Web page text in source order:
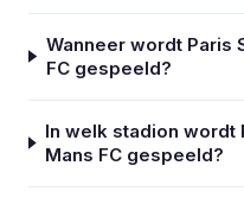
Wanneer wordt Paris
FC gespeeld?
In welk stadion wordt
Mans FC gespeeld?